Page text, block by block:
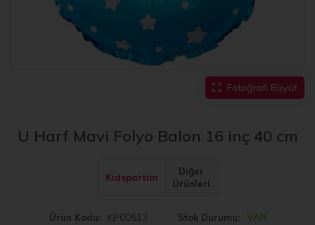
Fotoğrafı Büyüt
U Harf Mavi Folyo Balon 16 inç 40 cm
Kidspartim
Diğer
Ürünleri
Ürün Kodu KP00513 Stok Durumu VAR